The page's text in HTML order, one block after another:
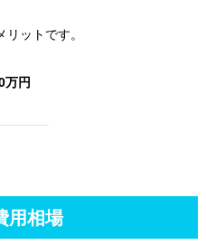
ットです。
万円
用相場